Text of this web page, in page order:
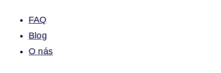
FAQ
Blog
O nás